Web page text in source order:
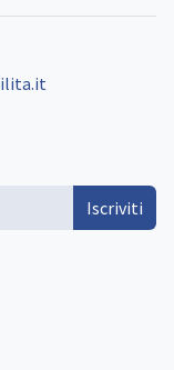
Iscriviti